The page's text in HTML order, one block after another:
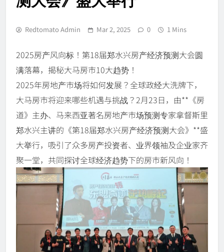
Redtomato Admin Mar 2, 2025 0 1 Mins
2025房产风向标！第18届郑水兴房产经济预测大会圆
满落幕，揭秘大马房市10大趋势！
2025年房地产市场将如何发展？全球政经大洗牌下，
大马房市将迎来哪些机遇与挑战？2月23日，由**《房
道》主办、马来西亚著名房地产市场预测专家拿督斯里
郑水兴主讲的《第18届郑水兴房产经济预测大会》**盛
大举行，吸引了众多房产投资者、业界领袖及企业家齐
聚一堂，共同探讨全球经济趋势下的房市新风向！